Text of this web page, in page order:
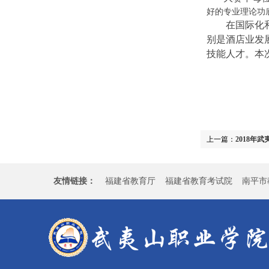
好的专业理论功
在国际化和
别是酒店业发
技能人才。本
上一篇： 2018年武
友情链接： 福建省教育厅 福建省教育考试院 南平市